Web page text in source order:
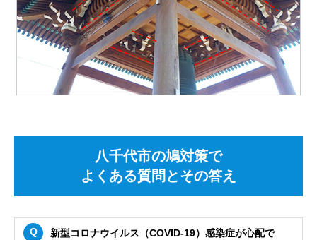
八千代市の鳩対策で
よくある質問とその答え
新型コロナウイルス（COVID-19）感染症が心配で